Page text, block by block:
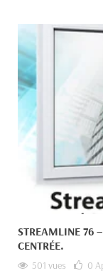
STREAMLINE 76
CENTRÉE.
501 vues 0